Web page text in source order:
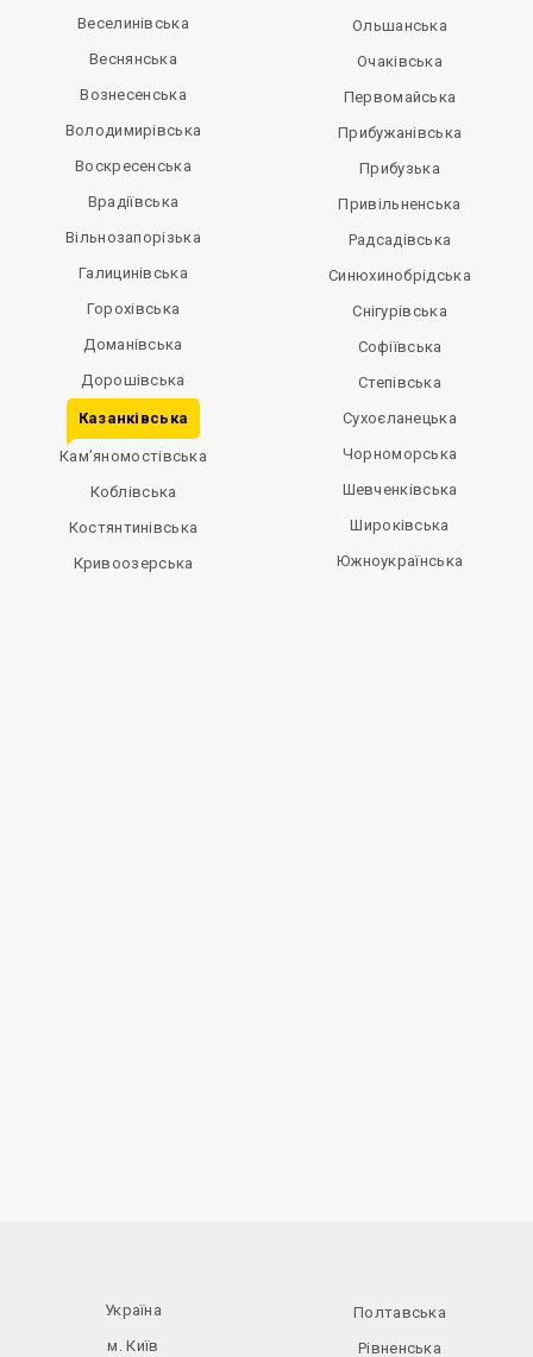
Веселинівська
Веснянська
Вознесенська
Володимирівська
Воскресенська
Врадіївська
Вільнозапорізька
Галицинівська
Горохівська
Доманівська
Дорошівська
Казанківська
Кам’яномостівська
Коблівська
Костянтинівська
Кривоозерська
Ольшанська
Очаківська
Первомайська
Прибужанівська
Прибузька
Привільненська
Радсадівська
Синюхинобрідська
Снігурівська
Софіївська
Степівська
Сухоєланецька
Чорноморська
Шевченківська
Широківська
Южноукраїнська
Україна
м. Київ
Полтавська
Рівненська